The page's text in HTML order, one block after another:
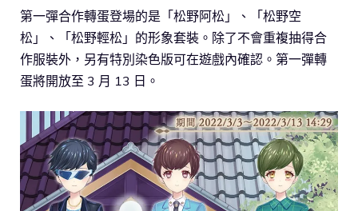
第一彈合作轉蛋登場的是「松野阿松」、「松野空
松」、「松野輕松」的形象套裝。除了不會重複抽得合
作服裝外，另有特別染色版可在遊戲內確認。第一彈轉
蛋將開放至 3 月 13 日。